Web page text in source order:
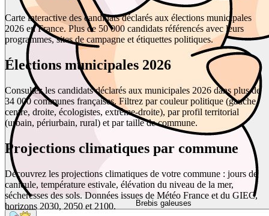
Brebis galeuses
Carte interactive des candidats déclarés aux élections municipales
2026 en France. Plus de 50 000 candidats référencés avec leurs
programmes, sites de campagne et étiquettes politiques.
Élections municipales 2026
Consultez les candidats déclarés aux municipales 2026 dans plus de
34 000 communes françaises. Filtrez par couleur politique (gauche,
centre, droite, écologistes, extrême-droite), par profil territorial
(urbain, périurbain, rural) et par taille de commune.
Projections climatiques par commune
Découvrez les projections climatiques de votre commune : jours de
canicule, température estivale, élévation du niveau de la mer,
sécheresses des sols. Données issues de Météo France et du GIEC,
horizons 2030, 2050 et 2100.